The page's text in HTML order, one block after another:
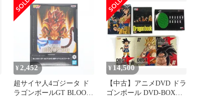
¥2,452
超サイヤ人4ゴジータ ド
ラゴンボールGT BLOOD
¥ 14,500
【中古】アニメDVD ドラ
ゴンボール DVD-BOX